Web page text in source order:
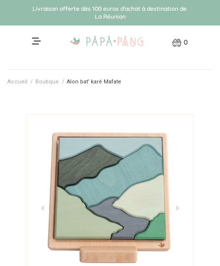
Livraison offerte dès 100 euros d'achat à destination de
La Réunion
0
Accueil / Boutique / Alon bat’ karé Mafate